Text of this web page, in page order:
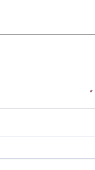
*